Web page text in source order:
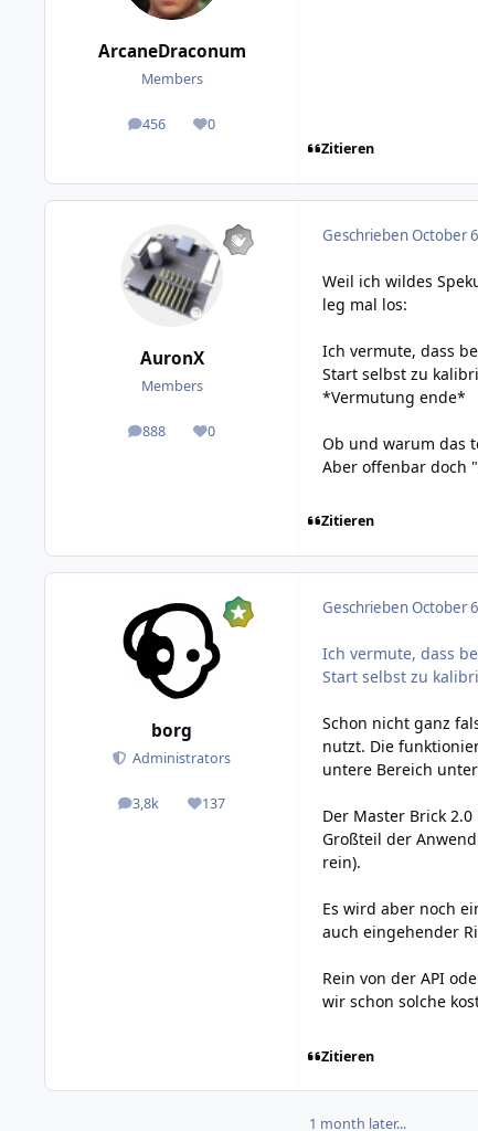
ArcaneDraconum
Members
456
posts 0
Reputation
Zitieren
AuronX
Members
888
posts 0
Reputation
GeschriebenOctober
Weil ich wildes
leg mal los:
Ich vermute, dass
Start selbst zu
*Vermutung ende*
Ob und warum das
Aber offenbar doch
Zitieren
borg
Administrators
3,8k
posts 137
Reputation
GeschriebenOctober
Ich vermute, dass
Start selbst zu
Schon nicht ganz
nutzt. Die
untere Bereich
Der Master Brick
Großteil der
rein).
Es wird aber noch
auch eingehender
Rein von der API
wir schon solche
Zitieren
1 month later...